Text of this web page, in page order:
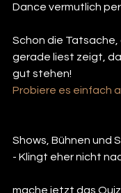
Dance vermutlich
Schon die Tatsache,
gerade liest zeigt,
gut stehen!
Probiere es einfach
Shows, Bühnen und
- Klingt eher nicht
mache jetzt das